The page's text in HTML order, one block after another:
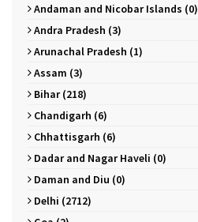
Andaman and Nicobar Islands (0)
Andra Pradesh (3)
Arunachal Pradesh (1)
Assam (3)
Bihar (218)
Chandigarh (6)
Chhattisgarh (6)
Dadar and Nagar Haveli (0)
Daman and Diu (0)
Delhi (2712)